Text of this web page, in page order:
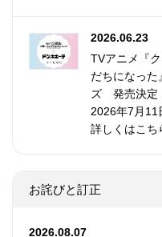
2026.06.23
TVアニメ『
だちになっ
ズ 発売決定
2026年7月11
詳しくはこち
お詫びと訂正
2026.08.07